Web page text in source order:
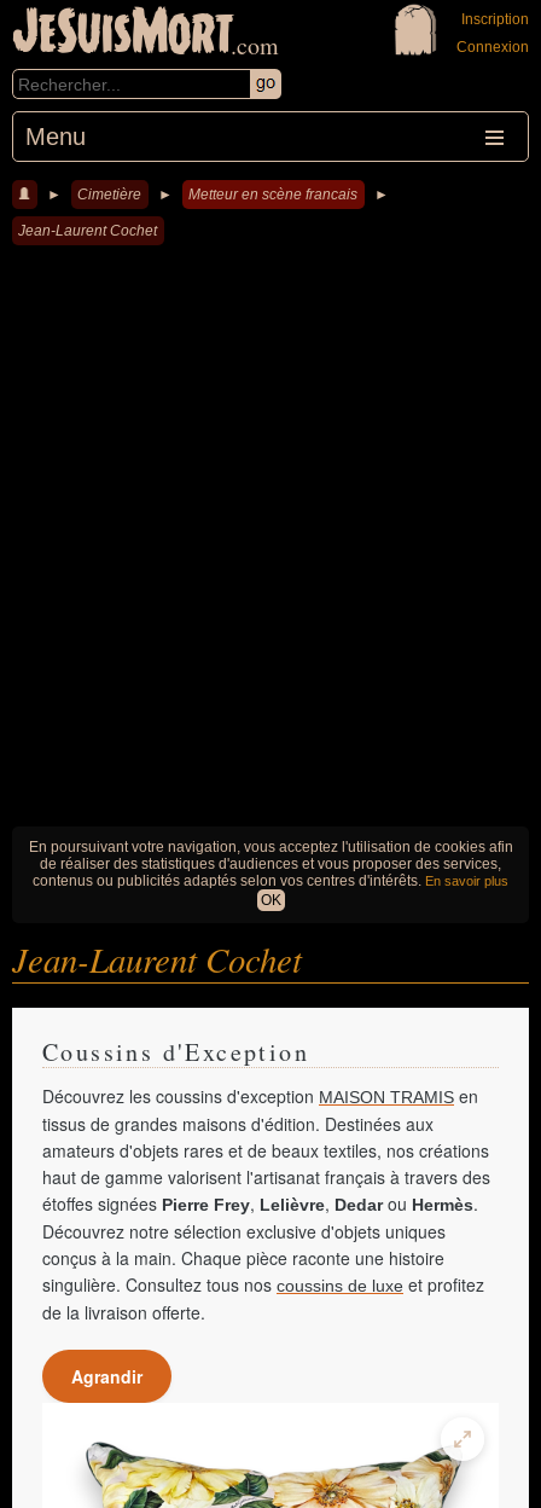
JeSuisMort.com
Menu
Inscription
Connexion
► Cimetière ► Metteur en scène francais ►
Jean-Laurent Cochet
En poursuivant votre navigation, vous acceptez l'utilisation de cookies afin
de réaliser des statistiques d'audiences et vous proposer des services,
contenus ou publicités adaptés selon vos centres d'intérêts. En savoir plus
OK
Jean-Laurent Cochet
Coussins d'Exception
Découvrez les coussins d'exception MAISON TRAMIS en
tissus de grandes maisons d'édition. Destinées aux
amateurs d'objets rares et de beaux textiles, nos créations
haut de gamme valorisent l'artisanat français à travers des
étoffes signées Pierre Frey, Lelièvre, Dedarou Hermès.
Découvrez notre sélection exclusive d'objets uniques
conçus à la main. Chaque pièce raconte une histoire
singulière. Consultez tous nos coussins de luxe et profitez
de la livraison offerte.
Agrandir